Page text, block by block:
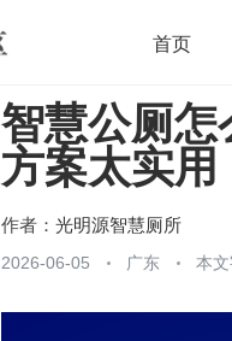
首页
开源 架构
团队管理 程序
智慧公厕怎
方案太实用
作者： 光明源智慧厕所
2026-06-05 广东 本